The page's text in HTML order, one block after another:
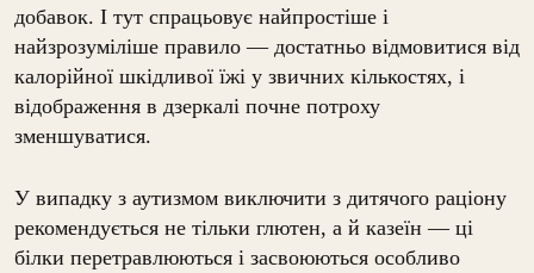
добавок. І тут спрацьовує найпростіше і
найзрозуміліше правило — достатньо відмовитися від
калорійної шкідливої їжі у звичних кількостях, і
відображення в дзеркалі почне потроху
зменшуватися.
У випадку з аутизмом виключити з дитячого раціону
рекомендується не тільки глютен, а й казеїн — ці
білки перетравлюються і засвоюються особливо